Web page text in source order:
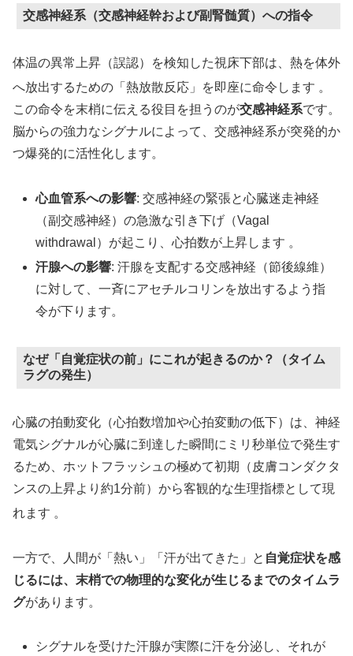
交感神経系（交感神経幹および副腎髄質）への指令
体温の異常上昇（誤認）を検知した視床下部は、熱を体外
へ放出するための「熱放散反応」を即座に命令します 。
この命令を末梢に伝える役目を担うのが交感神経系です。
脳からの強力なシグナルによって、交感神経系が突発的か
つ爆発的に活性化します。
心血管系への影響: 交感神経の緊張と心臓迷走神経
（副交感神経）の急激な引き下げ（Vagal
withdrawal）が起こり、心拍数が上昇します 。
汗腺への影響: 汗腺を支配する交感神経（節後線維）
に対して、一斉にアセチルコリンを放出するよう指
令が下ります。
なぜ「自覚症状の前」にこれが起きるのか？（タイム
ラグの発生）
心臓の拍動変化（心拍数増加や心拍変動の低下）は、神経
電気シグナルが心臓に到達した瞬間にミリ秒単位で発生す
るため、ホットフラッシュの極めて初期（皮膚コンダクタ
ンスの上昇より約1分前）から客観的な生理指標として現
れます 。
一方で、人間が「熱い」「汗が出てきた」と 自覚症状を感
じるには、末梢での物理的な変化が生じるまでのタイムラ
グがあります。
シグナルを受けた汗腺が実際に汗を分泌し、それが